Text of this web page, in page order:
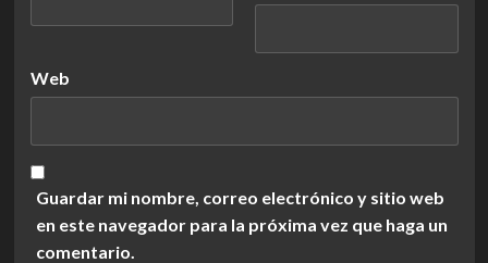
Web
Guardar mi nombre, correo electrónico y sitio web
en este navegador para la próxima vez que haga un
comentario.